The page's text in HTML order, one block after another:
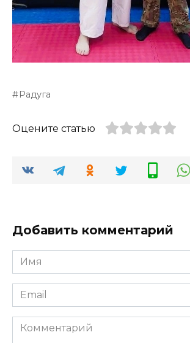
Радуга
Оцените статью
Добавить комментарий
Имя
*
Email
*
Комментарий